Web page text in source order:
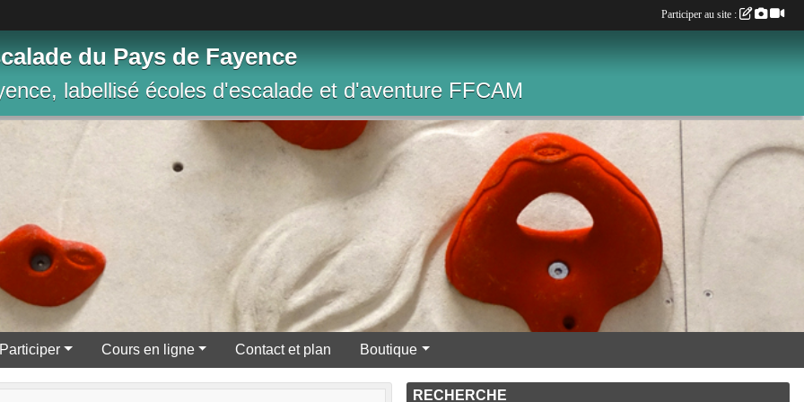
du Pays de Fayence
labellisé écoles d'escalade et d'aventure FFCAM
Participer Cours en ligne Contact et plan Boutique
RECHERCHE
Participer au site :